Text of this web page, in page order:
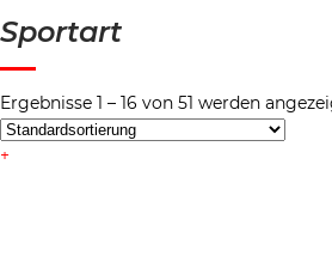
Sportart
Ergebnisse 1 – 16 von 51 werden